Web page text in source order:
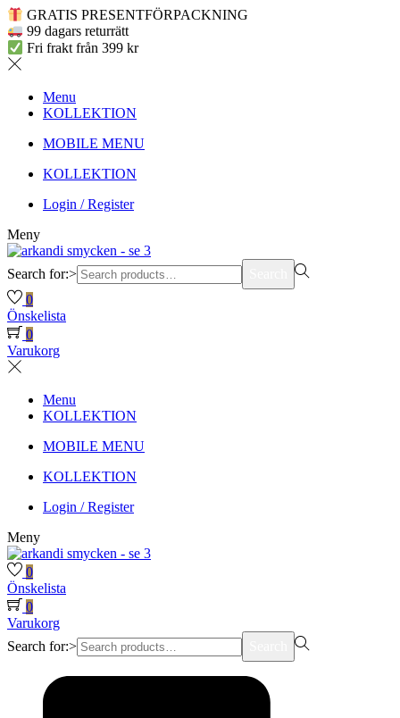
GRATIS PRESENTFÖRPACKNING
99 dagars returrätt
Fri frakt från 399 kr
Menu
KOLLEKTION
MOBILE MENU
KOLLEKTION
Login / Register
Meny
Search for:>
0
Önskelista
0
Varukorg
Menu
KOLLEKTION
MOBILE MENU
KOLLEKTION
Login / Register
Meny
0
Önskelista
0
Varukorg
Search for:>